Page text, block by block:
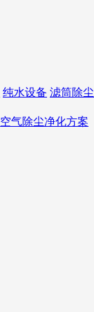
纯水设备 滤筒除
空气除尘净化方案